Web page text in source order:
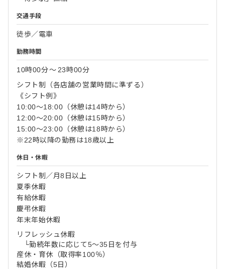
交通手段
徒歩／電車
勤務時間
10時00分〜 23時00分
シフト制（各店舗の営業時間に準ずる）
《シフト例》
10:00〜18:00（休憩は14時から）
12:00〜20:00（休憩は15時から）
15:00〜23:00（休憩は18時から）
※22時以降の勤務は18歳以上
休日・休暇
シフト制／月8日以上
夏季休暇
有給休暇
慶弔休暇
年末年始休暇
リフレッシュ休暇
└勤続年数に応じて5〜35日を付与
産休・育休（取得率100％）
結婚休暇（5日）